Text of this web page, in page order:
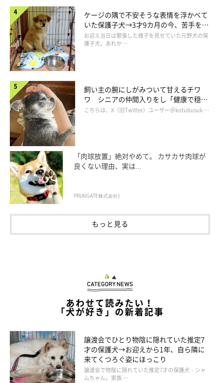
ケージの隅で不安そうな表情を浮かべて
いた保護子犬→3才9カ月の今、苦手を克
服し頼もしいコに成長！
お迎え当日は緊張した様子を見せていた元野犬の保
護子犬。あれか …
飼い主の腕にしがみついて甘えるチワ
ワ シニアの仲間入りをし「健康で穏や
かな暮らしが続いてほしい」と願う
こちらは、X（旧Twitter）ユーザー＠kotubusuk …
「肉球放置」絶対やめて。 カサカサ肉球が
良くない理由、実は...
PR(AIGATE株式会社)
もっと見る
あわせて読みたい！
「犬が好き」の新着記事
譲渡会でひとり物陰に隠れていた推定7
才の保護犬→お迎えから1年、自ら隣に
来てくつろぐ姿にほっこり
譲渡会で物陰に隠れていた推定7才の保護犬・シャ
ムちゃん。家族 …